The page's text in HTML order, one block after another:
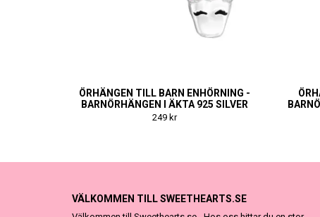
ÖRHÄNGEN TILL BARN ENHÖRNING -
BARNÖRHÄNGEN I ÄKTA 925 SILVER
249 kr
VÄLKOMMEN TILL SWEETHEARTS.SE